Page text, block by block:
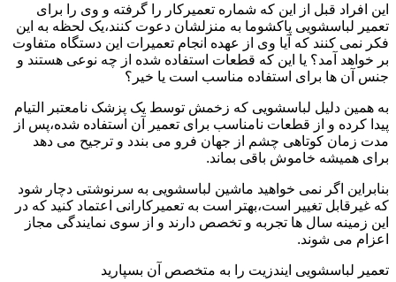
این افراد قبل از این که شماره تعمیرکار را گرفته و وی را برای
تعمیر لباسشویی پاکشوما به منزلشان دعوت کنند،یک لحظه به این
فکر نمی کنند که آیا وی از عهده انجام تعمیرات این دستگاه متفاوت
بر خواهد آمد؟ یا این که قطعات استفاده شده از چه نوعی هستند و
جنس آن ها برای استفاده مناسب است یا خیر؟
به همین دلیل لباسشویی که زخمش توسط یک پزشک نامعتبر التیام
پیدا کرده و از قطعات نامناسب برای تعمیر آن استفاده شده،پس از
مدت زمان کوتاهی چشم از جهان فرو می بندد و ترجیح می دهد
برای همیشه خاموش باقی بماند.
بنابراین اگر نمی خواهید ماشین لباسشویی به سرنوشتی دچار شود
که غیرقابل تغییر است،بهتر است به تعمیرکارانی اعتماد کنید که در
این زمینه سال ها تجربه و تخصص دارند و از سوی نمایندگی مجاز
اعزام می شوند.
تعمیر لباسشویی ایندزیت را به متخصص آن بسپارید